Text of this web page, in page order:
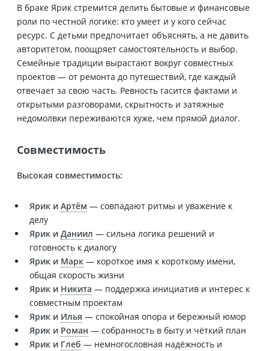
В браке Ярик стремится делить бытовые и финансовые
роли по честной логике: кто умеет и у кого сейчас
ресурс. С детьми предпочитает объяснять, а не давить
авторитетом, поощряет самостоятельность и выбор.
Семейные традиции вырастают вокруг совместных
проектов — от ремонта до путешествий, где каждый
отвечает за свою часть. Ревность гасится фактами и
открытыми разговорами, скрытность и затяжные
недомолвки переживаются хуже, чем прямой диалог.
Совместимость
Высокая совместимость:
Ярик и Артём — совпадают ритмы и уважение к
делу
Ярик и Даниил — сильна логика решений и
готовность к диалогу
Ярик и Марк — короткое имя к короткому имени,
общая скорость жизни
Ярик и Никита — поддержка инициатив и интерес к
совместным проектам
Ярик и Илья — спокойная опора и бережный юмор
Ярик и Роман — собранность в быту и чёткий план
Ярик и Глеб — немногословная надёжность и